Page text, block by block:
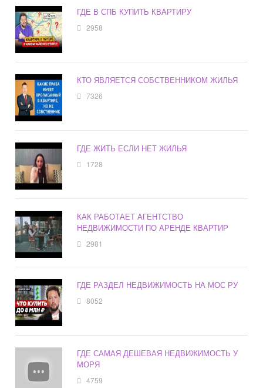
ГДЕ В СПБ КУПИТЬ КВАРТИРУ
2958
КТО ЯВЛЯЕТСЯ СОБСТВЕННИКОМ ЖИЛЬЯ
7326
ГДЕ ЖИТЬ ЕСЛИ НЕТ ЖИЛЬЯ
1728
КАК РАБОТАЕТ АГЕНТСТВО
НЕДВИЖИМОСТИ ПО АРЕНДЕ КВАРТИР
2981
ГДЕ РАЗДЕЛ НЕДВИЖИМОСТЬ НА МОС РУ
8052
ГДЕ САМАЯ ДЕШЕВАЯ НЕДВИЖИМОСТЬ У
МОРЯ
4759